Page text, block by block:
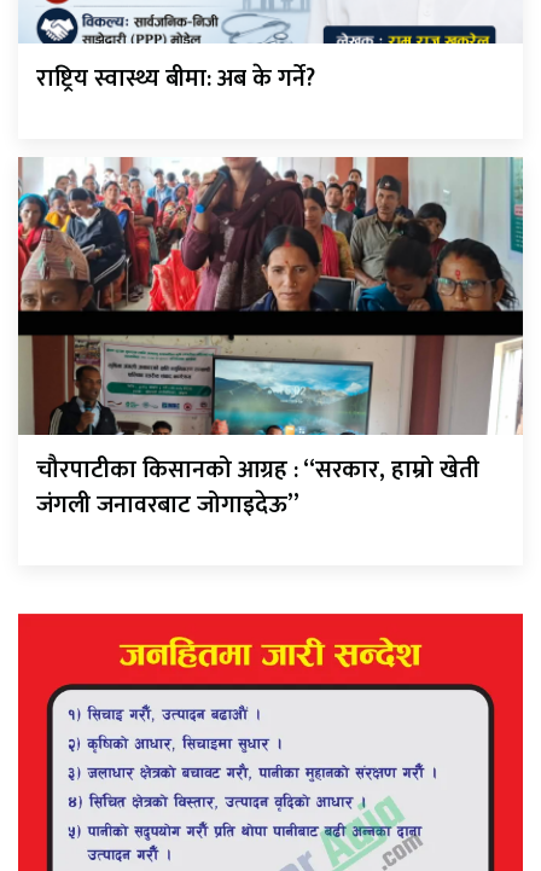
राष्ट्रिय स्वास्थ्य बीमा: अब के गर्ने?
चौरपाटीका किसानको आग्रह : “सरकार, हाम्रो खेती
जंगली जनावरबाट जोगाइदेऊ”